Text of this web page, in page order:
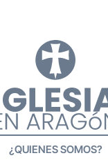
¿QUIENES SOMOS?